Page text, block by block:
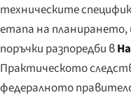
техническите
етапа на
поръчки разпоредби в
Практическото
федералното